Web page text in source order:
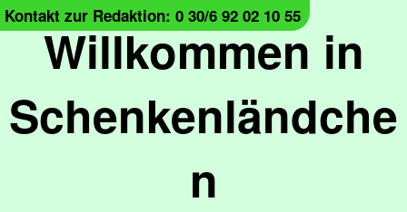
Willkommen in
Schenkenländche
n
Kontakt zur Redaktion: 0 30/6 92 02 10 55